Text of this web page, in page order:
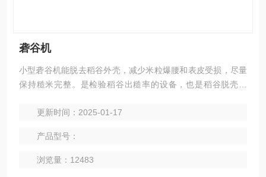
砻谷机
小型砻谷机能脱去稻谷外壳，减少米粒爆腰和表皮受损，尽量
保持糙米完整。是检验稻谷出糙率的设备，也是稻谷脱壳设
更新时间：2025-01-17
产品型号：
浏览量：12483